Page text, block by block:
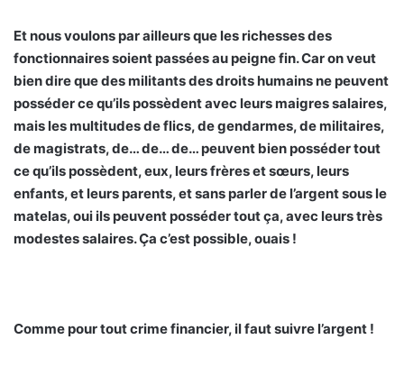
Et nous voulons par ailleurs que les richesses des
fonctionnaires soient passées au peigne fin. Car on veut
bien dire que des militants des droits humains ne peuvent
posséder ce qu’ils possèdent avec leurs maigres salaires,
mais les multitudes de flics, de gendarmes, de militaires,
de magistrats, de… de… de… peuvent bien posséder tout
ce qu’ils possèdent, eux, leurs frères et sœurs, leurs
enfants, et leurs parents, et sans parler de l’argent sous le
matelas, oui ils peuvent posséder tout ça, avec leurs très
modestes salaires. Ça c’est possible, ouais !
Comme pour tout crime financier, il faut suivre l’argent !